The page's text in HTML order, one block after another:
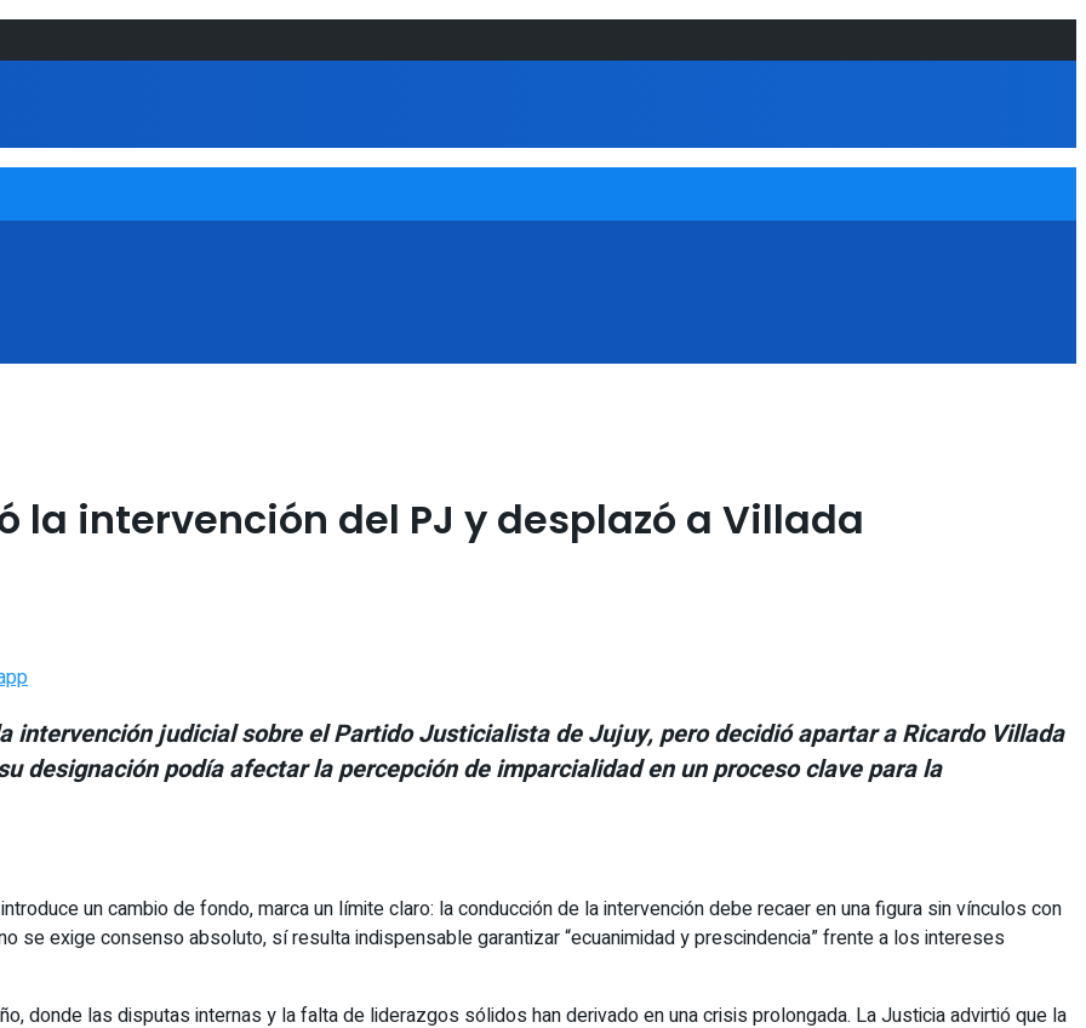
la intervención del PJ y desplazó a Villada
intervención judicial sobre el Partido Justicialista de Jujuy, pero decidió apartar a Ricardo Villada
designación podía afectar la percepción de imparcialidad en un proceso clave para la
un cambio de fondo, marca un límite claro: la conducción de la intervención debe recaer en una figura sin vínculos con
se exige consenso absoluto, sí resulta indispensable garantizar “ecuanimidad y prescindencia” frente a los intereses
donde las disputas internas y la falta de liderazgos sólidos han derivado en una crisis prolongada. La Justicia advirtió que la